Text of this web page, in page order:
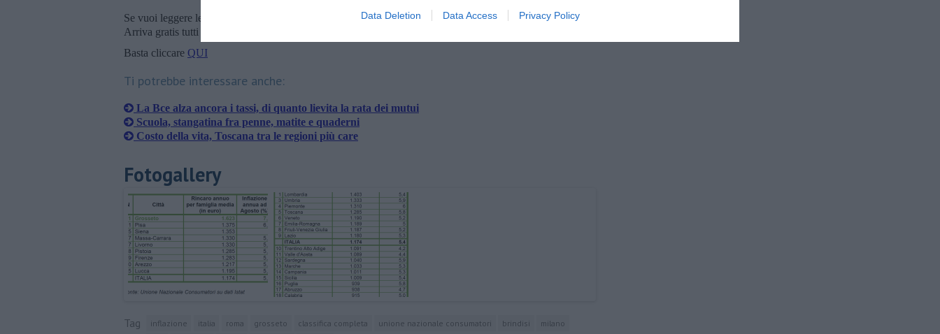
Data Deletion Data Access Privacy Policy
Se vuoi leggere le notizie principali della Toscana iscriviti allaNewsletter QUInews - ToscanaMedia.
Arriva gratis tutti i giorni alle 20:00 direttamente nella tua casella di posta.
Basta cliccare QUI
Ti potrebbe interessare anche:
La Bce alza ancora i tassi, di quanto lievita la rata dei mutui
Scuola, stangatina fra penne, matite e quaderni
Costo della vita, Toscana tra le regioni più care
Fotogallery
Tag inflazione italia roma grosseto classifica completa unione nazionale consumatori brindisi
milano